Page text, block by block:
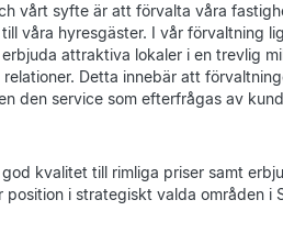
vårt syfte är att förvalta våra
våra hyresgäster. I vår förvaltning
attraktiva lokaler i en trevlig
Detta innebär att
den service som efterfrågas av
kvalitet till rimliga priser samt
i strategiskt valda områden i